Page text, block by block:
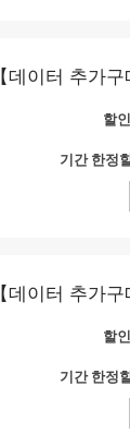
【데이터 추가
할
기간 한정
【데이터 추가
할
기간 한정